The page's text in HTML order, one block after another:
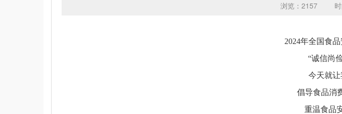
浏览：2157
2024年全国食
“诚信尚
今天就
倡导食品消
重温食品